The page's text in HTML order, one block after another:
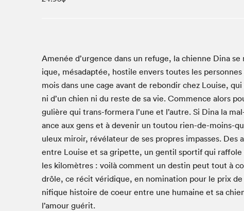
Espace Lis-moi MTL (12-18 ans)
Le grand jeu de lecture à voix haute du Salon
Espace Montréal-Nord
Tapis rouge des écrivain·e·s
Zone Manga
La Grande tournée de Bologne (Coin de survie des
illustrateur·rice·s)
Espace jeunesse Desjardins
Archives
Amenée d’urgence dans un refuge, la chi­enne Dina
ique, mésadap­tée, hos­tile envers toutes les
mois dans une cage avant de rebondir chez Louise,
ni d’un chien ni du reste de sa vie. Com­mence alors
gulière qui trans-for­mera l’une et l’autre. Si Dina la
ance aux gens et à devenir un toutou rien-de-moins-
uleux miroir, révéla­teur de ses pro­pres impass­es. Des
entre Louise et sa gripette, un gen­til sportif qui
les kilo­mètres : voilà com­ment un des­tin peut tout à
drôle, ce réc­it véridique, en nom­i­na­tion pour le prix
nifique his­toire de coeur entre une humaine et sa
l’amour guérit.